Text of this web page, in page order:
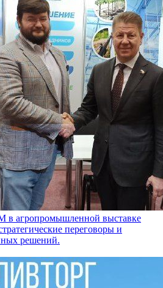
агропромышленной выставке
переговоры и
решений.